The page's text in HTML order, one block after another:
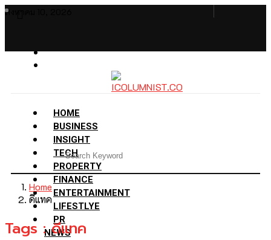
สิงหาคม 10, 2026
HOME
BUSINESS
INSIGHT
TECH
PROPERTY
FINANCE
ENTERTAINMENT
LIFESTLYE
PR
NEWS
Home
ดีแทค
Tags : ดีแทค